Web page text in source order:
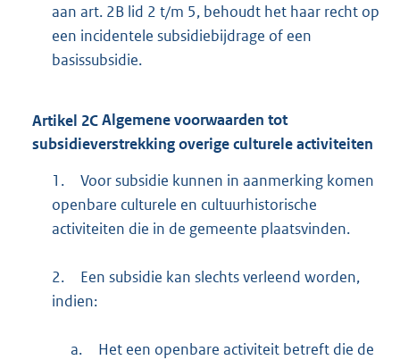
aan art. 2B lid 2 t/m 5, behoudt het haar recht op
een incidentele subsidiebijdrage of een
basissubsidie.
Artikel 2CAlgemene voorwaarden tot
subsidieverstrekking overige culturele activiteiten
1.
Voor subsidie kunnen in aanmerking komen
openbare culturele en cultuurhistorische
activiteiten die in de gemeente plaatsvinden.
2.
Een subsidie kan slechts verleend worden,
indien:
a.
Het een openbare activiteit betreft die de